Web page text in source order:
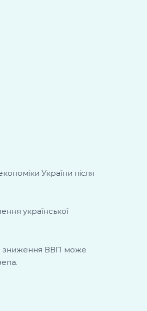
України після
української
зниження ВВП може